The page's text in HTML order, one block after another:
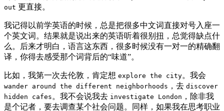
out 更直接。
我记得以前学英语的时候，总是把很多中文词直接对号入座一
个英文词。结果就是说出来的英语听着很别扭，总觉得缺点什
么。后来才明白，语言这东西，很多时候没有一对一的精确翻
译，你得去感受那个词背后的“味道”。
比如，我第一次去伦敦，肯定想 explore the city。我会
wander around the different neighborhoods ，去 discover
hidden cafes 。我不会说我去 investigate London ，除非我
是个记者，要去调查某个社会问题。同样，如果我在思考职业